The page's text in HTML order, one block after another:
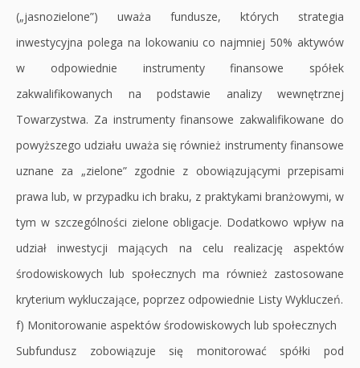
(„jasnozielone”) uważa fundusze, których strategia
inwestycyjna polega na lokowaniu co najmniej 50% aktywów
w odpowiednie instrumenty finansowe spółek
zakwalifikowanych na podstawie analizy wewnętrznej
Towarzystwa. Za instrumenty finansowe zakwalifikowane do
powyższego udziału uważa się również instrumenty finansowe
uznane za „zielone” zgodnie z obowiązującymi przepisami
prawa lub, w przypadku ich braku, z praktykami branżowymi, w
tym w szczególności zielone obligacje. Dodatkowo wpływ na
udział inwestycji mających na celu realizację aspektów
środowiskowych lub społecznych ma również zastosowane
kryterium wykluczające, poprzez odpowiednie Listy Wykluczeń.
f) Monitorowanie aspektów środowiskowych lub społecznych
Subfundusz zobowiązuje się monitorować spółki pod